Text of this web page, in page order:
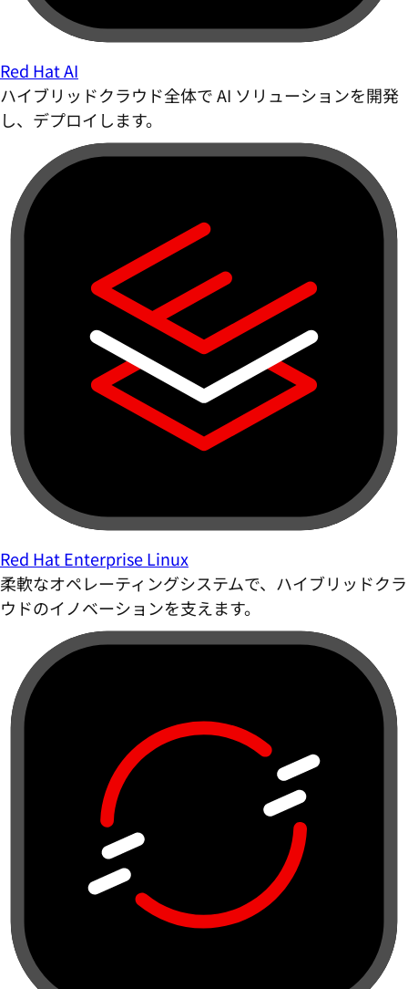
Red Hat AI
ハイブリッドクラウド全体で AI ソリューションを開発
し、デプロイします。
Red Hat Enterprise Linux
柔軟なオペレーティングシステムで、ハイブリッドクラ
ウドのイノベーションを支えます。